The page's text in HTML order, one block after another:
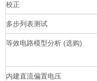
校正
多步列表测试
等效电路模型分析 (选购)
内建直流偏置电压